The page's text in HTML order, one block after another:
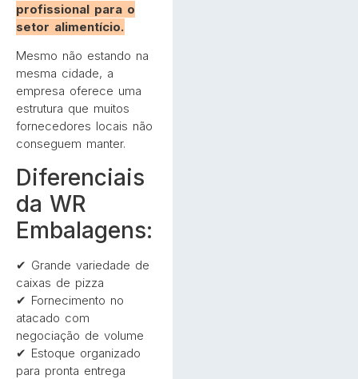
profissional para o
setor alimentício.
Mesmo não estando na
mesma cidade, a
empresa oferece uma
estrutura que muitos
fornecedores locais não
conseguem manter.
Diferenciais
da WR
Embalagens:
✔ Grande variedade de
caixas de pizza
✔ Fornecimento no
atacado com
negociação de volume
✔ Estoque organizado
para pronta entrega